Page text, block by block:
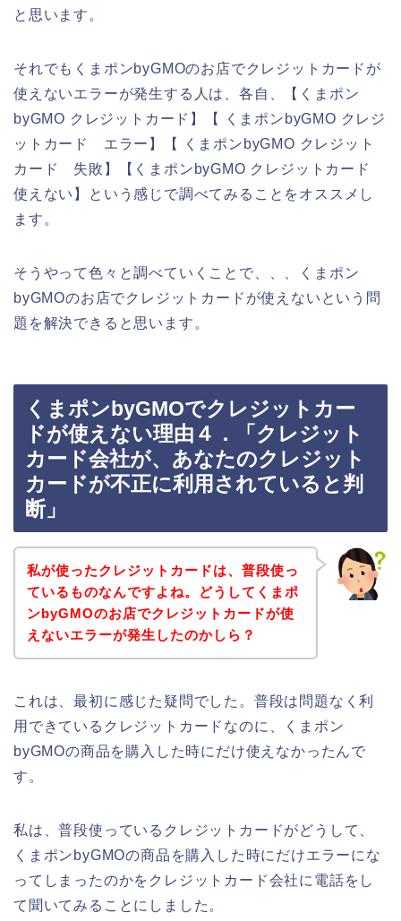
と思います。
それでもくまポンbyGMOのお店でクレジットカードが
使えないエラーが発生する人は、各自、【くまポン
byGMO クレジットカード】【 くまポンbyGMO クレジ
ットカード エラー】【 くまポンbyGMO クレジット
カード 失敗】【くまポンbyGMO クレジットカード
使えない】という感じで調べてみることをオススメし
ます。
そうやって色々と調べていくことで、、、くまポン
byGMOのお店でクレジットカードが使えないという問
題を解決できると思います。
くまポンbyGMOでクレジットカー
ドが使えない理由４．「クレジット
カード会社が、あなたのクレジット
カードが不正に利用されていると判
断」
私が使ったクレジットカードは、普段使っ
ているものなんですよね。どうしてくまポ
ンbyGMOのお店でクレジットカードが使
えないエラーが発生したのかしら？
これは、最初に感じた疑問でした。普段は問題なく利
用できているクレジットカードなのに、くまポン
byGMOの商品を購入した時にだけ使えなかったんで
す。
私は、普段使っているクレジットカードがどうして、
くまポンbyGMOの商品を購入した時にだけエラーにな
ってしまったのかをクレジットカード会社に電話をし
て聞いてみることにしました。